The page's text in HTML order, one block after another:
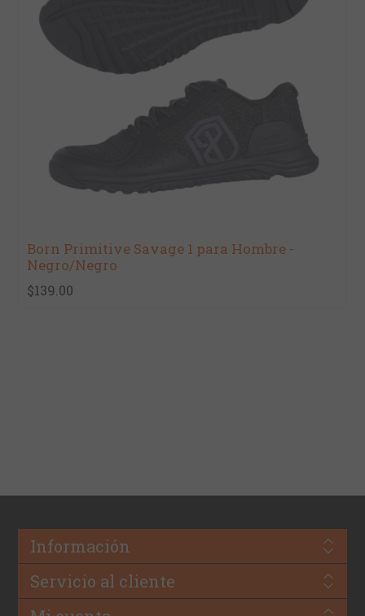
Born Primitive Savage 1 para Hombre -
Negro/Negro
$139.00
Información
Servicio al cliente